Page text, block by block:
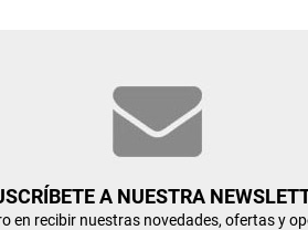
A NUESTRA
en recibir nuestras novedades, ofertas y